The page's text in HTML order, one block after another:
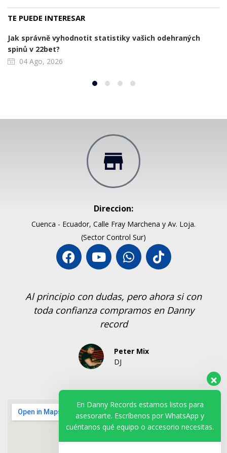
TE PUEDE INTERESAR
Jak správně vyhodnotit statistiky vašich odehraných
spinů v 22bet?
04 Ago, 2026
Direccion:
Cuenca - Ecuador, Calle Fray Marchena y Av. Loja.
(Sector Control Sur)
si con
Danny
Si recomiento compar en Dany
los equipos me han salido
En Danny Records estamos listos para
asesorarte. Escríbenos por WhatsApp y
cuéntanos qué equipo o accesorio necesitas.